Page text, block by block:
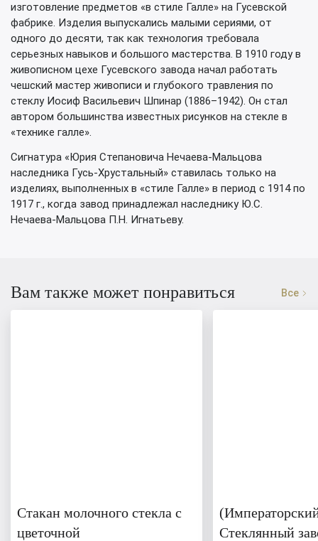
изготовление предметов «в стиле Галле» на Гусевской
фабрике. Изделия выпускались малыми сериями, от
одного до десяти, так как технология требовала
серьезных навыков и большого мастерства. В 1910 году в
живописном цехе Гусевского завода начал работать
чешский мастер живописи и глубокого травления по
стеклу Иосиф Васильевич Шпинар (1886–1942). Он стал
автором большинства известных рисунков на стекле в
«технике галле».
Сигнатура «Юрия Степановича Нечаева-Мальцова
наследника Гусь-Хрустальный» ставилась только на
изделиях, выполненных в «стиле Галле» в период с 1914 по
1917 г., когда завод принадлежал наследнику Ю.С.
Нечаева-Мальцова П.Н. Игнатьеву.
Вам также может понравиться Все
Стакан молочного стекла с
цветочной
Стеклянный